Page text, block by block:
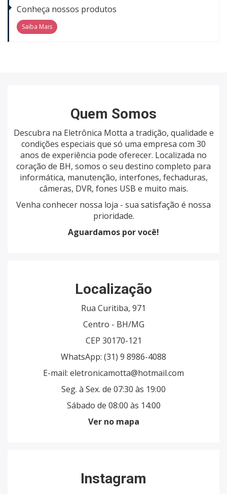
Conheça nossos produtos
Saiba Mais
Quem Somos
Descubra na Eletrônica Motta a tradição, qualidade e
condições especiais que só uma empresa com 30
anos de experiência pode oferecer. Localizada no
coração de BH, somos o seu destino completo para
informática, manutenção, interfones, fechaduras,
câmeras, DVR, fones USB e muito mais.
Venha conhecer nossa loja - sua satisfação é nossa
prioridade.
Aguardamos por você!
Localização
Rua Curitiba, 971
Centro - BH/MG
CEP 30170-121
WhatsApp: (31) 9 8986-4088
E-mail: eletronicamotta@hotmail.com
Seg. à Sex. de 07:30 às 19:00
Sábado de 08:00 às 14:00
Ver no mapa
Instagram